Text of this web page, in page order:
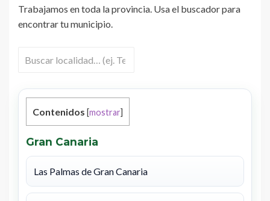
Trabajamos en toda la provincia. Usa el buscador para
encontrar tu municipio.
Contenidos mostrar
Gran Canaria
Las Palmas de Gran Canaria